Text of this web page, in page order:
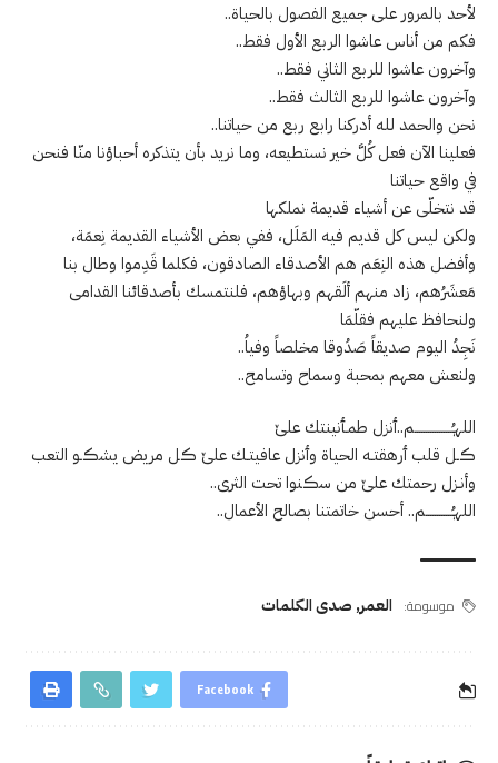
لأحد بالمرور على جميع الفصول بالحياة..
فكم من أناس عاشوا الربع الأول فقط..
وآخرون عاشوا للربع الثاني فقط..
وآخرون عاشوا للربع الثالث فقط..
نحن والحمد لله أدركنا رابع ربع من حياتنا..
فعلينا الآن فعل كُلَّ خير نستطيعه، وما نريد بأن يتذكره أحباؤنا منّا فنحن
في واقع حياتنا
قد نتخلّى عن أشياء قديمة نملكها
ولكن ليس كل قديم فيه المَلَل، ففي بعض الأشياء القديمة نِعمَة،
وأفضل هذه النِعَم هم الأصدقاء الصادقون، فكلما قَدِموا وطال بنا
مَعشَرُهم، زاد منهم ألَقهم وبهاؤهم، فلنتمسك بأصدقائنا القدامى
ولنحافظ عليهم فقلّمَا
نَجِدُ اليوم صديقاً صَدُوقا مخلصاً وفياُ..
ولنعش معهم بمحبة وسماح وتسامح..
اللہُـــــــــــــــــم..ٲنزل طمـٲنينتك علێ
ڪـل قلب ٲرهقتـه الحياة وٲنزل عافيتـك علێ ڪل مريض يشڪـو التعب
وأنـزل رحمتك علێ من سڪنوا تحت الثرى..
اللہُــــــــــــم.. أحسن خاتمتنا بصالح الأعمال..
موسومة: العمر, صدى الكلمات
Facebook